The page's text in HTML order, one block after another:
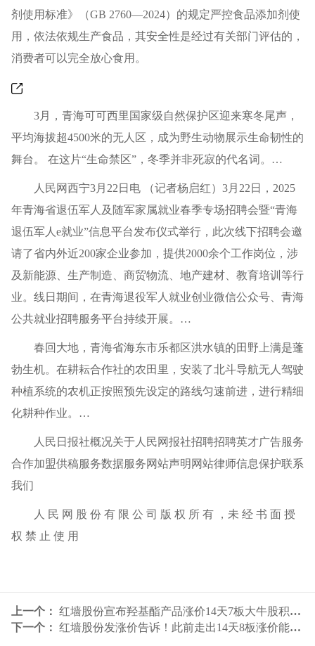
剂使用标准》（GB 2760—2024）的规定严控食品添加剂使
用，依法依规生产食品，其安全性是经过有关部门评估的，
消费者可以完全放心食用。
3月，青海可可西里国家级自然保护区迎来寒冬尾声，
平均海拔超4500米的无人区，成为野生动物展示生命韧性的
舞台。 在这片“生命禁区”，冬季并非死寂的代名词。…
人民网西宁3月22日电 （记者杨启红）3月22日，2025
年青海省退伍军人及随军家属就业春季专场招聘会暨“青海
退伍军人e就业”信息平台发布仪式举行，此次线下招聘会邀
请了省内外近200家企业参加，提供2000余个工作岗位，涉
及新能源、生产制造、商贸物流、地产建材、教育培训等行
业。线日期间，在青海退役军人就业创业微信公众号、青海
公共就业招聘服务平台持续开展。…
春回大地，青海省海东市乐都区洪水镇的田野上满是蓬
勃生机。在耕耘合作社的农田里，安装了北斗导航无人驾驶
种植系统的农机正按照预先设定的路线匀速前进，进行精细
化耕种作业。…
人民日报社概况关于人民网报社招聘招聘英才广告服务
合作加盟供稿服务数据服务网站声明网站律师信息保护联系
我们
人 民 网 股 份 有 限 公 司 版 权 所 有 ，未 经 书 面 授
权 禁 止 使 用
上一个： 红墙股份宣布羟基酯产品涨价14天7板大牛股积极布局精细化工
下一个： 红墙股份发涨价告诉！此前走出14天8板涨价能否解救下滑4年的净利